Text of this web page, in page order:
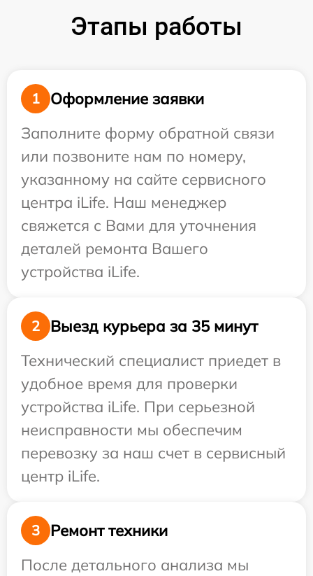
Этапы работы
1
Оформление заявки
Заполните форму обратной связи
или позвоните нам по номеру,
указанному на сайте сервисного
центра iLife. Наш менеджер
свяжется с Вами для уточнения
деталей ремонта Вашего
устройства iLife.
2
Выезд курьера за 35 минут
Технический специалист приедет в
удобное время для проверки
устройства iLife. При серьезной
неисправности мы обеспечим
перевозку за наш счет в сервисный
центр iLife.
3
Ремонт техники
После детального анализа мы